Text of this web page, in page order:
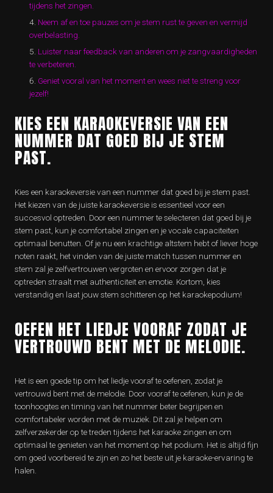
tijdens het zingen.
Neem af en toe pauzes om je stem rust te geven en vermijd
overbelasting.
Luister naar feedback van anderen om je zangvaardigheden
te verbeteren.
Geniet vooral van het moment en wees niet te streng voor
jezelf!
KIES EEN KARAOKEVERSIE VAN EEN
NUMMER DAT GOED BIJ JE STEM
PAST.
Kies een karaokeversie van een nummer dat goed bij je stem past.
Het kiezen van de juiste karaokeversie is essentieel voor een
succesvol optreden. Door een nummer te selecteren dat goed bij je
stem past, kun je comfortabel zingen en je vocale capaciteiten
optimaal benutten. Of je nu een krachtige altstem hebt of liever hoge
noten raakt, het vinden van de juiste match tussen nummer en
stem zal je zelfvertrouwen vergroten en ervoor zorgen dat je
optreden straalt met authenticiteit en emotie. Kortom, kies
verstandig en laat jouw stem schitteren op het karaokepodium!
OEFEN HET LIEDJE VOORAF ZODAT JE
VERTROUWD BENT MET DE MELODIE.
Het is een goede tip om het liedje vooraf te oefenen, zodat je
vertrouwd bent met de melodie. Door vooraf te oefenen, kun je de
toonhoogtes en timing van het nummer beter begrijpen en
comfortabeler worden met de muziek. Dit zal je helpen om
zelfverzekerder op te treden tijdens het karaoke zingen en om
optimaal te genieten van het moment op het podium. Het is altijd fijn
om goed voorbereid te zijn en zo het beste uit je karaoke-ervaring te
halen.